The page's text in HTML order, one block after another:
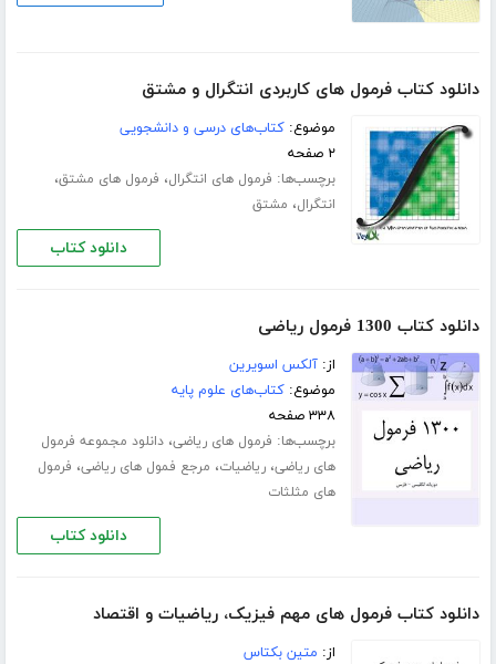
دانلود کتاب فرمول های کاربردی انتگرال و مشتق
موضوع:کتاب‌های درسی و دانشجویی
۲ صفحه
برچسب‌ها: فرمول های انتگرال، فرمول های مشتق،
انتگرال، مشتق
دانلود کتاب
دانلود کتاب 1300 فرمول ریاضی
از:آلکس اسویرین
موضوع:کتاب‌های علوم پایه
۳۳۸ صفحه
برچسب‌ها: فرمول های ریاضی،دانلود مجموعه فرمول
های ریاضی،ریاضیات، مرجع فمول های ریاضی، فرمول
های مثلثات
دانلود کتاب
دانلود کتاب فرمول های مهم فیزیک، ریاضیات و اقتصاد
از: متین بکتاس